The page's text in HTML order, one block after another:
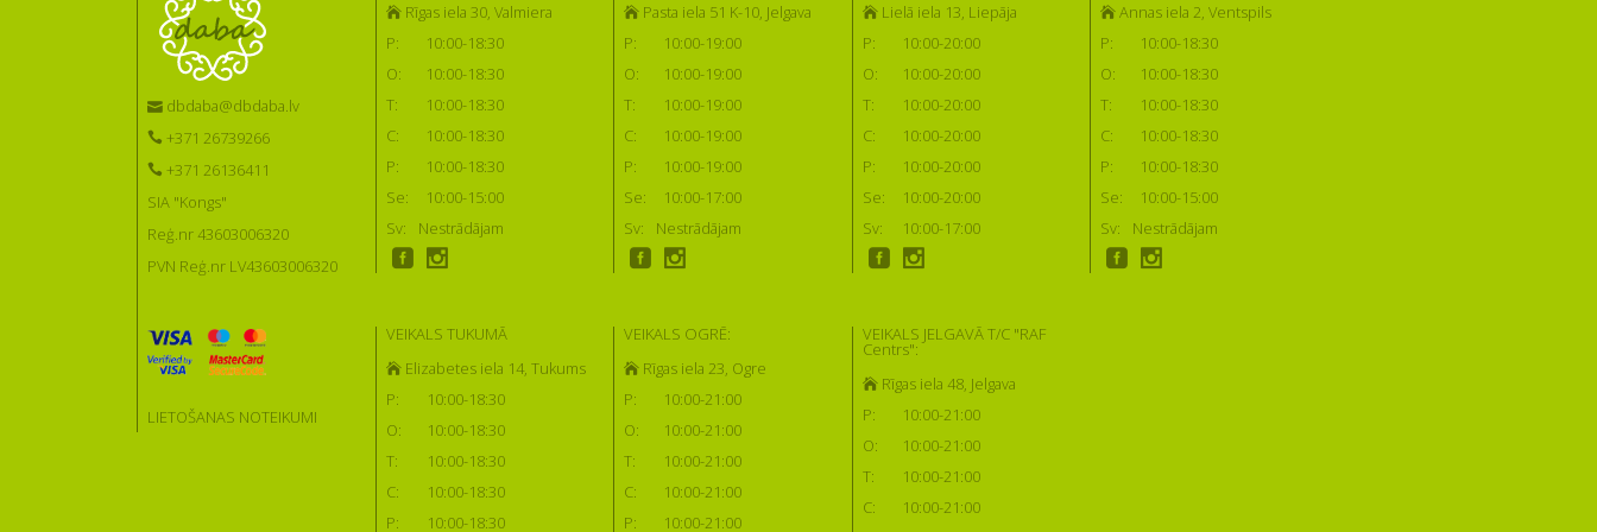
dbdaba@dbdaba.lv
+371 26739266
+371 26136411
SIA "Kongs"
Reģ.nr 43603006320
PVN Reģ.nr LV43603006320
LIETOŠANAS NOTEIKUMI
Rīgas iela 30, Valmiera
P:
10:00-18:30
O:
10:00-18:30
T:
10:00-18:30
C:
10:00-18:30
P:
10:00-18:30
Se:
10:00-15:00
Sv:
Nestrādājam
Pasta iela 51 K-10, Jelgava
P:
10:00-19:00
O:
10:00-19:00
T:
10:00-19:00
C:
10:00-19:00
P:
10:00-19:00
Se:
10:00-17:00
Sv:
Nestrādājam
Lielā iela 13, Liepāja
P:
10:00-20:00
O:
10:00-20:00
T:
10:00-20:00
C:
10:00-20:00
P:
10:00-20:00
Se:
10:00-20:00
Sv:
10:00-17:00
Annas iela 2, Ventspils
P:
10:00-18:30
O:
10:00-18:30
T:
10:00-18:30
C:
10:00-18:30
P:
10:00-18:30
Se:
10:00-15:00
Sv:
Nestrādājam
VEIKALS TUKUMĀ
Elizabetes iela 14, Tukums
P:
10:00-18:30
O:
10:00-18:30
T:
10:00-18:30
C:
10:00-18:30
P:
10:00-18:30
VEIKALS OGRĒ:
Rīgas iela 23, Ogre
P:
10:00-21:00
O:
10:00-21:00
T:
10:00-21:00
C:
10:00-21:00
P:
10:00-21:00
VEIKALS JELGAVĀ T/C "RAF
Centrs":
Rīgas iela 48, Jelgava
P:
10:00-21:00
O:
10:00-21:00
T:
10:00-21:00
C:
10:00-21:00